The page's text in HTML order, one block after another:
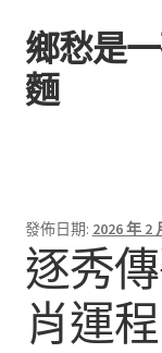
跳
至
導
跳
至
主
鄉愁是
麵
發佈日期: 2026 年 2
逐秀
肖運程